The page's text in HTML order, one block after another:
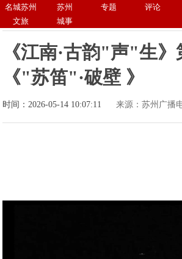
名城苏州 苏州 专题 评论
文旅
城事
《江南·古韵"声"生
《"苏笛"·破壁 》
时间：2026-05-14 10:07:11 来源：苏州广播